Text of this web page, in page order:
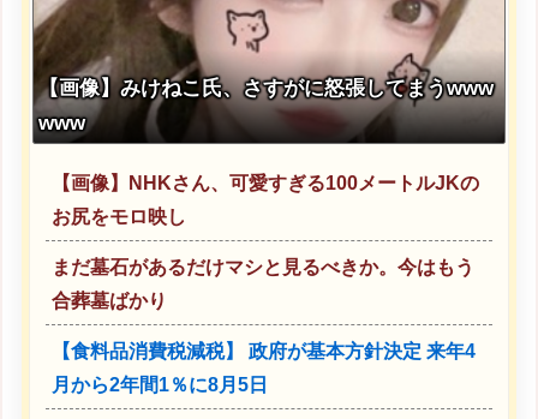
【画像】みけねこ氏、さすがに怒張してまうwww
www
【画像】NHKさん、可愛すぎる100メートルJKの
お尻をモロ映し
まだ墓石があるだけマシと見るべきか。今はもう
合葬墓ばかり
【食料品消費税減税】 政府が基本方針決定 来年4
月から2年間1％に8月5日